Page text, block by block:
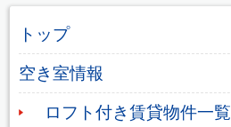
トップ
空き室情報
ロフト付き賃貸物件一覧